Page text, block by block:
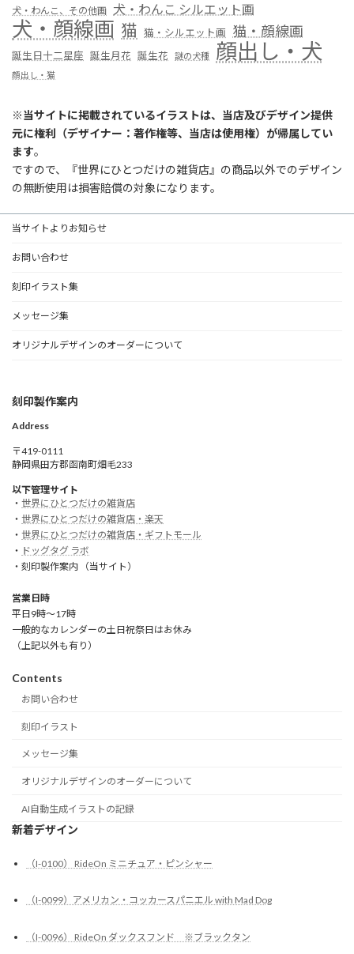
犬・わんこ、その他画 犬・わんこ シルエット画
犬・顔線画 猫 猫・シルエット画 猫・顔線画
誕生日十二星座 誕生月花 誕生花 謎の犬種 顔出し・犬
顔出し・猫
※当サイトに掲載されているイラストは、当店及びデザイン提供
元に権利（デザイナー：著作権等、当店は使用権）が帰属してい
ます。
ですので、『世界にひとつだけの雑貨店』の商品以外でのデザイン
の無断使用は損害賠償の対象になります。
当サイトよりお知らせ
お問い合わせ
刻印イラスト集
メッセージ集
オリジナルデザインのオーダーについて
刻印製作案内
Address
〒419-0111
静岡県田方郡函南町畑毛233
以下管理サイト
・ 世界にひとつだけの雑貨店
・ 世界にひとつだけの雑貨店・楽天
・ 世界にひとつだけの雑貨店・ギフトモール
・ ドッグタグ ラボ
・刻印製作案内 （当サイト）
営業日時
平日9時～17時
一般的なカレンダーの土日祝祭日はお休み
（上記以外も有り）
Contents
お問い合わせ
刻印イラスト
メッセージ集
オリジナルデザインのオーダーについて
AI自動生成イラストの記録
新着デザイン
（I-0100） RideOn ミニチュア・ピンシャー
（I-0099）アメリカン・コッカースパニエル with Mad Dog
（I-0096） RideOn ダックスフンド ※ブラックタン